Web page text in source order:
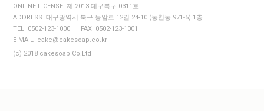
ONLINE-LICENSE 제 2013-대구북구-0311호
ADDRESS 대구광역시 북구 동암로 12길 24-10 (동천동 971-5) 1층
TEL 0502-123-1000
FAX 0502-123-1001
E-MAIL cake@cakesoap.co.kr
(c) 2018 cakesoap Co.Ltd